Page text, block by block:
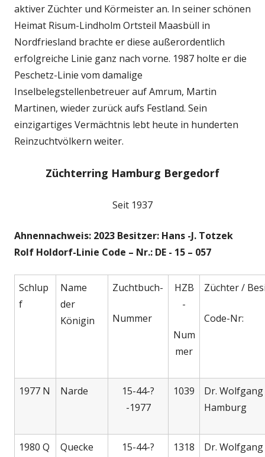
aktiver Züchter und Körmeister an. In seiner schönen
Heimat Risum-Lindholm Ortsteil Maasbüll in
Nordfriesland brachte er diese außerordentlich
erfolgreiche Linie ganz nach vorne. 1987 holte er die
Peschetz-Linie vom damalige
Inselbelegstellenbetreuer auf Amrum, Martin
Martinen, wieder zurück aufs Festland. Sein
einzigartiges Vermächtnis lebt heute in hunderten
Reinzuchtvölkern weiter.
Züchterring Hamburg Bergedorf
Seit 1937
Ahnennachweis: 2023 Besitzer: Hans -J. Totzek
Rolf Holdorf-Linie Code – Nr.: DE - 15 – 057
Schlup
f
Name
der
Königin
Zuchtbuch-
Nummer
HZB
-
Num
mer
Züchter /
Code-Nr:
1977 N Narde
15-44-?
-1977
1039
Dr.
Hamburg
1980 Q Quecke
15-44-?
1318
Dr.